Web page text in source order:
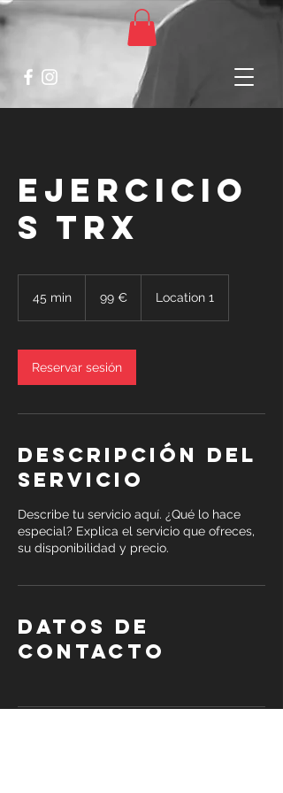
Ejercicio
s TRX
45 min
m
i
99 € Location 1
Reservar sesión
Descripción del
servicio
Describe tu servicio aquí. ¿Qué lo hace
especial? Explica el servicio que ofreces,
su disponibilidad y precio.
Datos de
contacto